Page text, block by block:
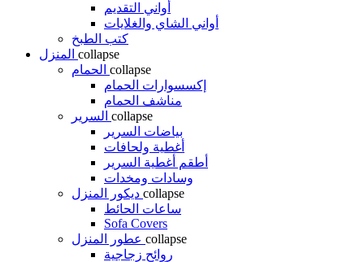
أواني التقديم
أواني الشاي والغلايات
كتب الطبخ
المنزل collapse
الحمام collapse
إكسسوارات الحمام
مناشف الحمام
السرير collapse
بياضات السرير
أغطية ولحافات
أطقم أغطية السرير
وسادات ومخدات
ديكور المنزل collapse
ساعات الحائط
Sofa Covers
عطور المنزل collapse
روائح زجاجية